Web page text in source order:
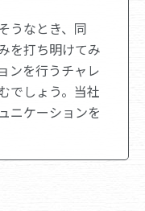
うなとき、同
を打ち明けてみ
ンを行うチャレ
でしょう。当社
ニケーションを